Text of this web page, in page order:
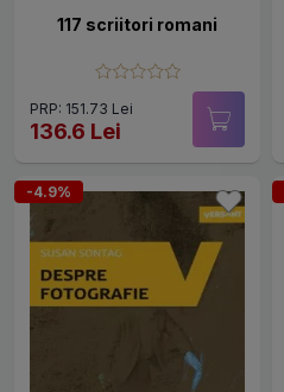
117 scriitori romani
PRP: 151.73 Lei
136.6 Lei
-4.9%